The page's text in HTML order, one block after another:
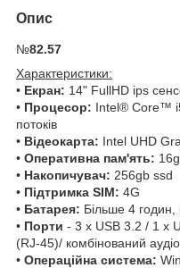
Опис
№82.57
Характеристики:
• Екран: 14" FullHD ips
• Процесор: Intel® Core™
потоків
• Відеокарта: Intel UHD
• Оперативна пам'ять:
• Накопичувач: 256gb ssd
• Підтримка SIM: 4G
• Батарея: Більше 4 годин,
• Порти - 3 x USB 3.2 / 1 x
(RJ-45)/ комбінований
• Операційна система: